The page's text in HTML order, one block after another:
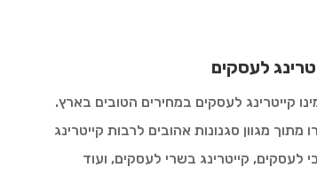
לעסקים
קייטרינג לעסקים במחירים הטובים בארץ.
מתוך מגוון סגנונות אהובים לרבות קייטרינג
לעסקים, קייטרינג בשרי לעסקים, ועוד